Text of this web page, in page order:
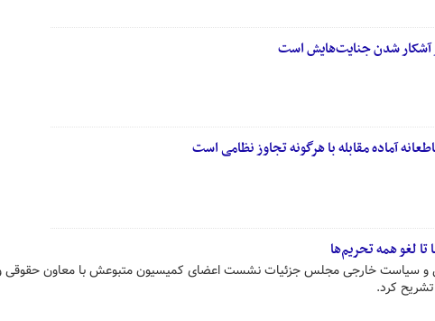
آشکار شدن جنایت‌هایش است
آماده مقابله با هرگونه تجاوز نظامی است
لغو همه تحریم‌ها
و سیاست خارجی مجلس جزئیات نشست اعضای کمیسیون متبوعش با معاون حقوقی
تشریح کرد.